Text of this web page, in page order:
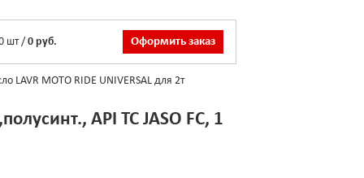
шт / 0 руб. Оформить заказ
LAVR MOTO RIDE UNIVERSAL для 2т
API ТС JASO FC, 1